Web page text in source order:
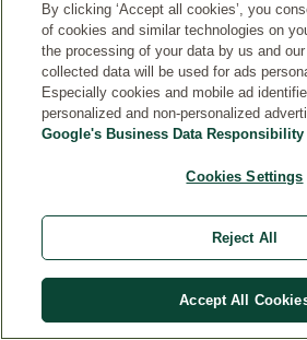
que
recibió
producto
(por
ejemplo,
del
producto).
By clicking ‘Accept all cookies’, you
of cookies and similar technologies on
the processing of your data by us and
collected data will be used for ads
Especially cookies and mobile ad
personalized and non-personalized
Google's Business Data Responsibility
Cookies Settings
Reject All
Accept All